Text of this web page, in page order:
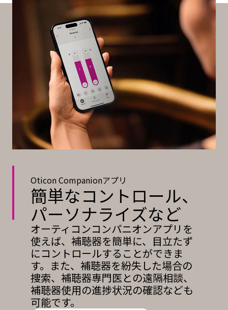
Oticon Companionアプリ
簡単なコントロール、
パーソナライズなど
オーティコンコンパニオンアプリを
使えば、補聴器を簡単に、目立たず
にコントロールすることができま
す。また、補聴器を紛失した場合の
捜索、補聴器専門医との遠隔相談、
補聴器使用の進捗状況の確認なども
可能です。